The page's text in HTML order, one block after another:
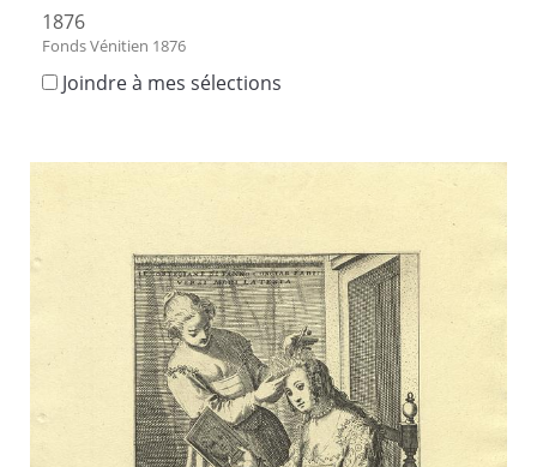
1876
Fonds Vénitien 1876
Joindre à mes sélections